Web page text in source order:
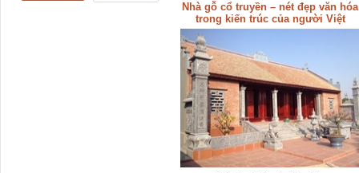
Nhà gỗ cổ truyền – nét đẹp văn hóa
trong kiến trúc của người Việt